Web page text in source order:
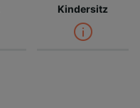
Kindersitz